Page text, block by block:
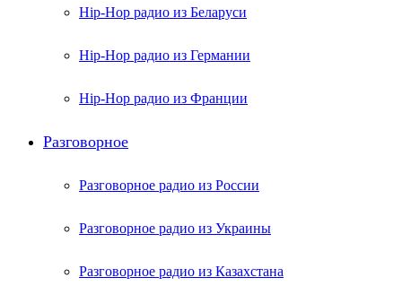
Hip-Hop радио из Беларуси
Hip-Hop радио из Германии
Hip-Hop радио из Франции
Разговорное
Разговорное радио из России
Разговорное радио из Украины
Разговорное радио из Казахстана